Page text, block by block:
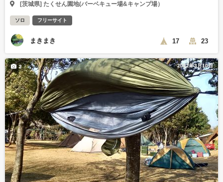
[茨城県] たくせん園地(バーベキュー場&キャンプ場）
ソロ フリーサイト
まきまき 17 23
2022年3月10日
2